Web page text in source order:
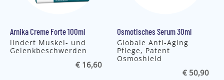
Arnika Creme Forte 100ml
lindert Muskel- und
Gelenkbeschwerden
€ 16,60
Osmotisches Serum 30ml
Globale Anti-Aging
Pflege, Patent
Osmoshield
€ 50,90